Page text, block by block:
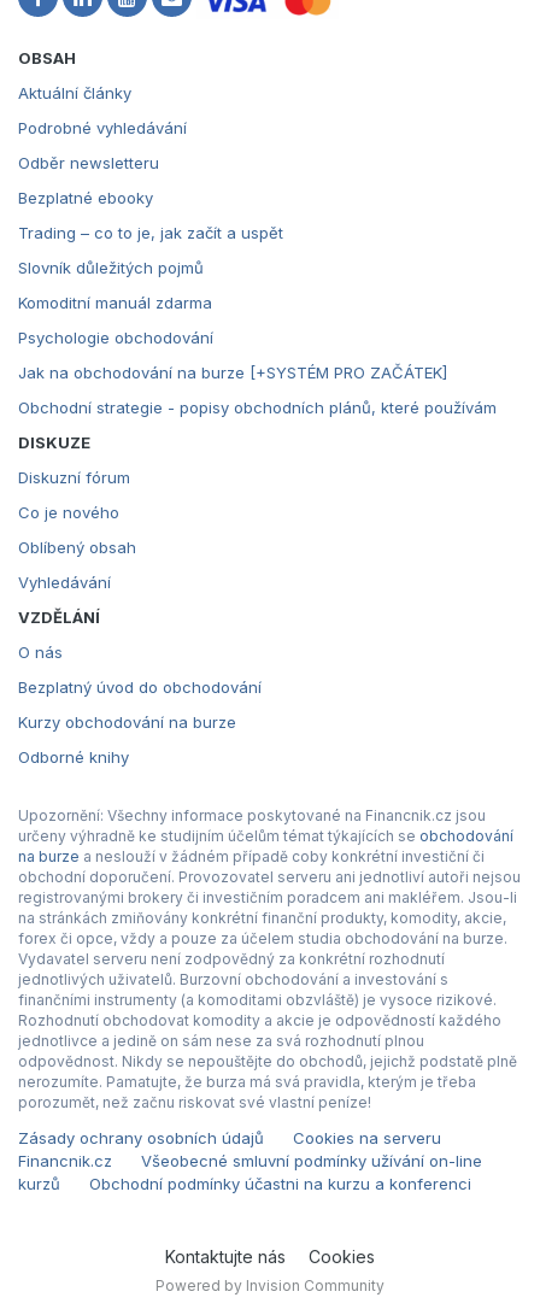
OBSAH
Aktuální články
Podrobné vyhledávání
Odběr newsletteru
Bezplatné ebooky
Trading – co to je, jak začít a uspět
Slovník důležitých pojmů
Komoditní manuál zdarma
Psychologie obchodování
Jak na obchodování na burze [+SYSTÉM PRO ZAČÁTEK]
Obchodní strategie - popisy obchodních plánů, které používám
DISKUZE
Diskuzní fórum
Co je nového
Oblíbený obsah
Vyhledávání
VZDĚLÁNÍ
O nás
Bezplatný úvod do obchodování
Kurzy obchodování na burze
Odborné knihy
Upozornění: Všechny informace poskytované na Financnik.cz jsou
určeny výhradně ke studijním účelům témat týkajících se obchodování
na burze a neslouží v žádném případě coby konkrétní investiční či
obchodní doporučení. Provozovatel serveru ani jednotliví autoři nejsou
registrovanými brokery či investičním poradcem ani makléřem. Jsou-li
na stránkách zmiňovány konkrétní finanční produkty, komodity, akcie,
forex či opce, vždy a pouze za účelem studia obchodování na burze.
Vydavatel serveru není zodpovědný za konkrétní rozhodnutí
jednotlivých uživatelů. Burzovní obchodování a investování s
finančními instrumenty (a komoditami obzvláště) je vysoce rizikové.
Rozhodnutí obchodovat komodity a akcie je odpovědností každého
jednotlivce a jedině on sám nese za svá rozhodnutí plnou
odpovědnost. Nikdy se nepouštějte do obchodů, jejichž podstatě plně
nerozumíte. Pamatujte, že burza má svá pravidla, kterým je třeba
porozumět, než začnu riskovat své vlastní peníze!
Zásady ochrany osobních údajů
Cookies na serveru
Financnik.cz
Všeobecné smluvní podmínky užívání on-line
kurzů
Obchodní podmínky účastni na kurzu a konferenci
Kontaktujte nás Cookies
Powered by Invision Community